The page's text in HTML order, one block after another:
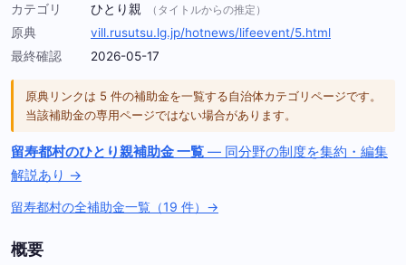
カテゴリ
ひとり親 （タイトルからの推定）
原典
vill.rusutsu.lg.jp/hotnews/lifeevent/5.html
最終確認
2026-05-17
原典リンクは 5 件の補助金を一覧する自治体カテゴリページです。
当該補助金の専用ページではない場合があります。
留寿都村のひとり親補助金 一覧 — 同分野の制度を集約・編集
解説あり →
留寿都村の全補助金一覧（19 件）→
概要